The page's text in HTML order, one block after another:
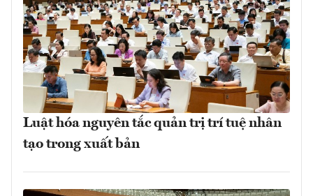
Luật hóa nguyên tắc quản trị trí tuệ nhân
tạo trong xuất bản